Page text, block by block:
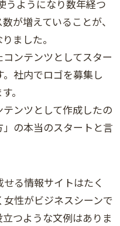
うようになり数年経つ
が増えていることが、
ました。
ンテンツとしてスター
。社内でロゴを募集し
。
ンツとして作成したの
の本当のスタートと言
る情報サイトはたく
性がビジネスシーンで
つような文例はありま